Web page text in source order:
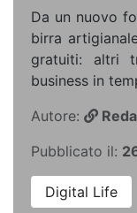
Da un nuovo
birra
gratuiti: altri
business in
Autore:
Pubblicato il:
Digital Life